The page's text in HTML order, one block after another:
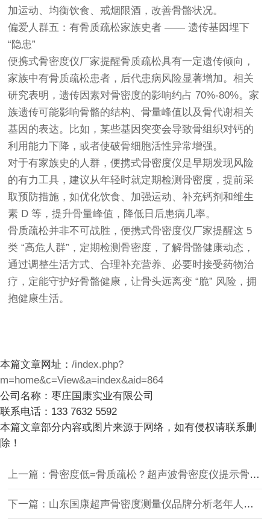
加运动、均衡饮食、戒烟限酒，改善骨骼状况。
偏爱人群五：有骨质疏松家族史者 —— 遗传基因埋下
“隐患”
便携式骨密度仪厂家提醒骨质疏松具有一定遗传倾向，
家族中有骨质疏松患者，后代患病风险显著增加。相关
研究表明，遗传因素对骨密度的影响约占 70%-80%。家
族遗传可能影响骨骼的结构、骨量峰值以及骨代谢相关
基因的表达。比如，某些基因突变会导致骨组织对钙的
利用能力下降，或者使破骨细胞活性异常增强。
对于有家族史的人群，便携式骨密度仪是早期发现风险
的有力工具，建议从年轻时就定期检测骨密度，提前采
取预防措施，如优化饮食、加强运动、补充钙剂和维生
素 D 等，提升骨量峰值，降低日后患病几率。
骨质疏松并非不可战胜，便携式骨密度仪厂家提醒这 5
类 “高危人群”，定期检测骨密度，了解骨骼健康动态，
通过调整生活方式、合理补充营养、必要时接受药物治
疗，定能守护好骨骼健康，让骨头远离变 “脆” 风险，拥
抱健康生活。
本篇文章网址： /index.php?
m=home&c=View&a=index&aid=864
公司名称：枣庄国康实业有限公司
联系电话：133 7632 5592
本篇文章部分内容或图片来源于网络，如有侵权请联系删
除！
上一篇：骨密度低=骨质疏松？超声波骨密度仪提示骨骼健康的“隐形警报”
下一篇：山东国康超声骨密度测量仪品牌分析老年人摔跤易骨折？可能是骨质疏松